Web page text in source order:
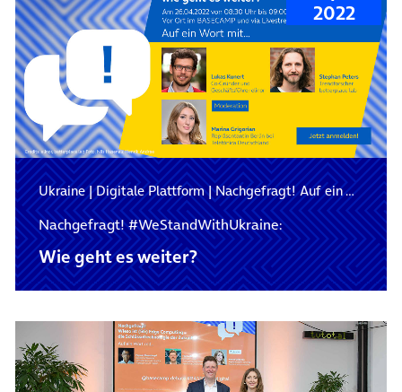
2022
Ukraine|Digitale Plattform|Nachgefragt! Auf ein Wort mit…
Nachgefragt! #WeStandWith­Ukraine:
Wie geht es weiter?